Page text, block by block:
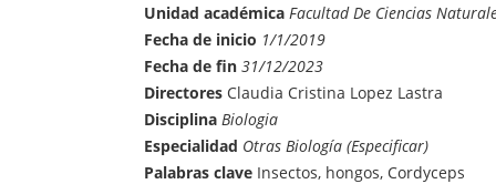
Unidad académica Facultad De Ciencias
Fecha de inicio 1/1/2019
Fecha de fin 31/12/2023
Directores Claudia Cristina Lopez Lastra
Disciplina Biologia
Especialidad Otras Biología (Especificar)
Palabras clave Insectos, hongos, Cordyceps